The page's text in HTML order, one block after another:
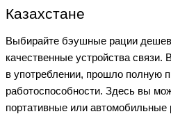
Казахстане
Выбирайте бэушные рации
качественные устройства
в употреблении, прошло полную
работоспособности. Здесь вы
портативные или автомобильные